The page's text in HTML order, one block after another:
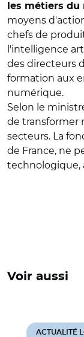
les métiers
moyens
chefs de
l'intelligence
des directeurs
formation aux
numérique.
Selon le
de transformer
secteurs. La
de France, ne
technologique,
Voir aussi
ACTUALITÉ